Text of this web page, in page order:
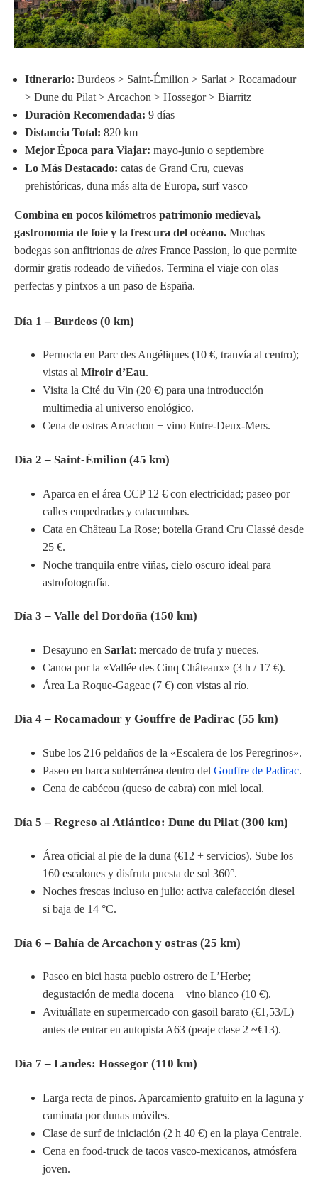
Itinerario: Burdeos > Saint-Émilion > Sarlat > Rocamadour
> Dune du Pilat > Arcachon > Hossegor > Biarritz
Duración Recomendada: 9 días
Distancia Total: 820 km
Mejor Época para Viajar: mayo-junio o septiembre
Lo Más Destacado: catas de Grand Cru, cuevas
prehistóricas, duna más alta de Europa, surf vasco
Combina en pocos kilómetros patrimonio medieval,
gastronomía de foie y la frescura del océano. Muchas
bodegas son anfitrionas de aires France Passion, lo que permite
dormir gratis rodeado de viñedos. Termina el viaje con olas
perfectas y pintxos a un paso de España.
Día 1 – Burdeos (0 km)
Pernocta en Parc des Angéliques (10 €, tranvía al centro);
vistas al Miroir d’Eau.
Visita la Cité du Vin (20 €) para una introducción
multimedia al universo enológico.
Cena de ostras Arcachon + vino Entre-Deux-Mers.
Día 2 – Saint-Émilion (45 km)
Aparca en el área CCP 12 € con electricidad; paseo por
calles empedradas y catacumbas.
Cata en Château La Rose; botella Grand Cru Classé desde
25 €.
Noche tranquila entre viñas, cielo oscuro ideal para
astrofotografía.
Día 3 – Valle del Dordoña (150 km)
Desayuno en Sarlat: mercado de trufa y nueces.
Canoa por la «Vallée des Cinq Châteaux» (3 h / 17 €).
Área La Roque-Gageac (7 €) con vistas al río.
Día 4 – Rocamadour y Gouffre de Padirac (55 km)
Sube los 216 peldaños de la «Escalera de los Peregrinos».
Paseo en barca subterránea dentro del Gouffre de Padirac.
Cena de cabécou (queso de cabra) con miel local.
Día 5 – Regreso al Atlántico: Dune du Pilat (300 km)
Área oficial al pie de la duna (€12 + servicios). Sube los
160 escalones y disfruta puesta de sol 360°.
Noches frescas incluso en julio: activa calefacción diesel
si baja de 14 °C.
Día 6 – Bahía de Arcachon y ostras (25 km)
Paseo en bici hasta pueblo ostrero de L’Herbe;
degustación de media docena + vino blanco (10 €).
Avituállate en supermercado con gasoil barato (€1,53/L)
antes de entrar en autopista A63 (peaje clase 2 ~€13).
Día 7 – Landes: Hossegor (110 km)
Larga recta de pinos. Aparcamiento gratuito en la laguna y
caminata por dunas móviles.
Clase de surf de iniciación (2 h 40 €) en la playa Centrale.
Cena en food-truck de tacos vasco-mexicanos, atmósfera
joven.